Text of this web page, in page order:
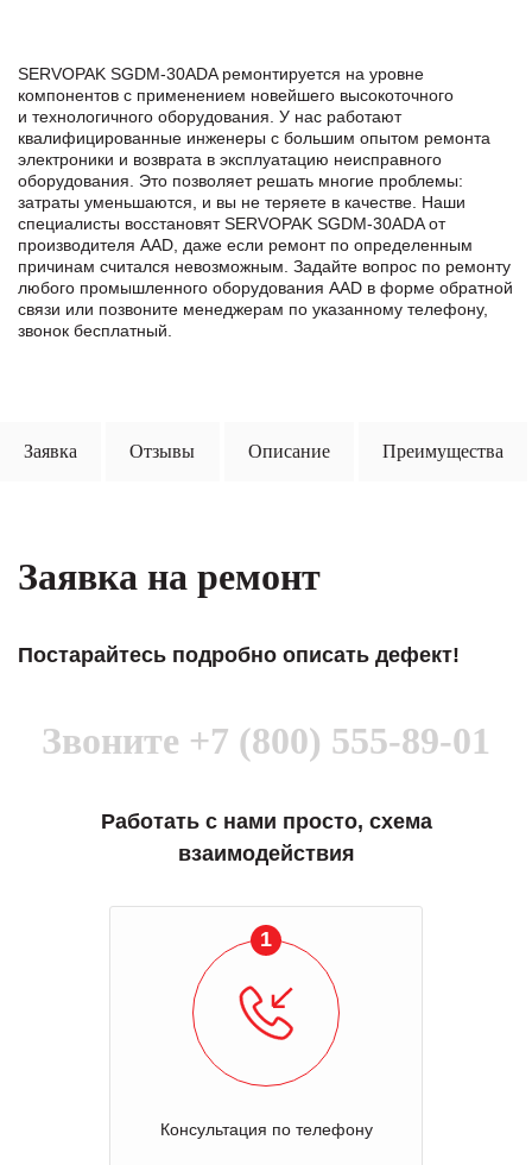
SERVOPAK SGDM-30ADA ремонтируется на уровне
компонентов с применением новейшего высокоточного
и технологичного оборудования. У нас работают
квалифицированные инженеры с большим опытом ремонта
электроники и возврата в эксплуатацию неисправного
оборудования. Это позволяет решать многие проблемы:
затраты уменьшаются, и вы не теряете в качестве. Наши
специалисты восстановят SERVOPAK SGDM-30ADA от
производителя AAD, даже если ремонт по определенным
причинам считался невозможным. Задайте вопрос по ремонту
любого промышленного оборудования AAD в формe обратной
связи или позвоните менеджерам по указанному телефону,
звонок бесплатный.
Заявка Отзывы Описание Преимущества
Заявка на ремонт
Постарайтесь подробно описать дефект!
Звоните +7 (800) 555-89-01
Работать с нами просто, схема
взаимодействия
1
Консультация по телефону